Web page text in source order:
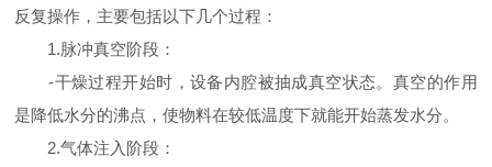
反复操作，主要包括以下几个过程：
1.脉冲真空阶段：
-干燥过程开始时，设备内腔被抽成真空状态。真空的作用
是降低水分的沸点，使物料在较低温度下就能开始蒸发水分。
2.气体注入阶段：